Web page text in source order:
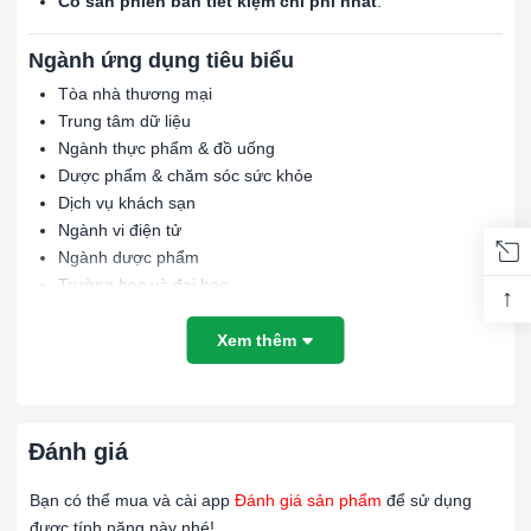
Ngành ứng dụng tiêu biểu
Tòa nhà thương mại
Trung tâm dữ liệu
Ngành thực phẩm & đồ uống
Dược phẩm & chăm sóc sức khỏe
Dịch vụ khách sạn
Ngành vi điện tử
Ngành dược phẩm
Trường học và đại học
Lợi ích & Tính năng
lại các hạt bụi mịn.
Ngăn chặn rò rỉ không khí bẩn :
Xem thêm
Đánh giá
Bạn có thể mua và cài app Đánh giá sản phẩm để sử dụng
↑